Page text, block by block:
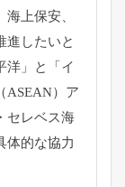
上保安、
進したいと
洋」と「 イ
） ア
セレベス海
体的な協力